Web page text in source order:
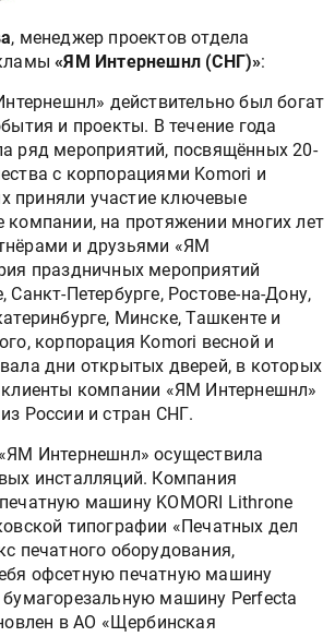
, менеджер проектов отдела
«ЯМ Интернешнл (СНГ)»:
действительно был богат
и проекты. В течение года
ряд мероприятий, посвящённых 20-
с корпорациями Komori и
приняли участие ключевые
компании, на протяжении многих лет
и друзьями «ЯМ
праздничных мероприятий
Петербурге, Ростове-на-Дону,
Минске, Ташкенте и
корпорация Komori весной и
дни открытых дверей, в которых
клиенты компании «ЯМ Интернешнл»
России и стран СНГ.
Интернешнл» осуществила
инсталляций. Компания
машину KOMORI Lithrone
типографии «Печатных дел
печатного оборудования,
офсетную печатную машину
бумагорезальную машину Perfecta
в АО «Щербинская